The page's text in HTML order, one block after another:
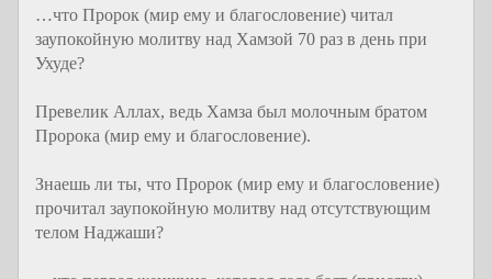
…что Пророк (мир ему и благословение) читал
заупокойную молитву над Хамзой 70 раз в день при
Ухуде?
Превелик Аллах, ведь Хамза был молочным братом
Пророка (мир ему и благословение).
Знаешь ли ты, что Пророк (мир ему и благословение)
прочитал заупокойную молитву над отсутствующим
телом Наджаши?